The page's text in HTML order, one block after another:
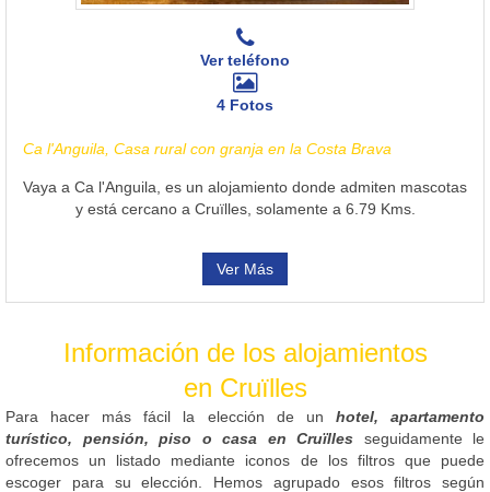
Ver teléfono
4 Fotos
Ca l'Anguila, Casa rural con granja en la Costa Brava
Vaya a Ca l'Anguila, es un alojamiento donde admiten mascotas
y está cercano a Cruïlles, solamente a 6.79 Kms.
Ver Más
Información de los alojamientos
en Cruïlles
Para hacer más fácil la elección de un hotel, apartamento
turístico, pensión, piso o casa en Cruïlles seguidamente le
ofrecemos un listado mediante iconos de los filtros que puede
escoger para su elección. Hemos agrupado esos filtros según